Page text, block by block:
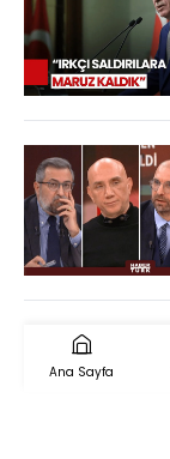
Ana Sayfa